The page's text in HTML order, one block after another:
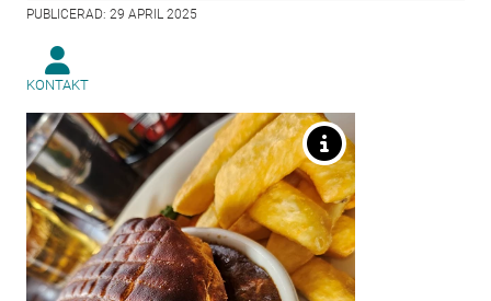
PUBLICERAD: 29 APRIL 2025
KONTAKT